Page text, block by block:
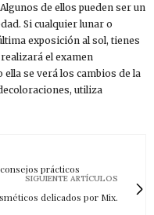
de ellos pueden ser un
Si cualquier lunar o
exposición al sol, tienes
el examen
se verá los cambios de la
utiliza
prácticos
SIGUIENTE ARTÍCULOS
delicados por Mix.